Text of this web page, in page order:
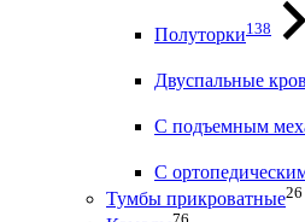
Полуторки138
Двуспальные
С подъемным
С
Тумбы прикроватные26